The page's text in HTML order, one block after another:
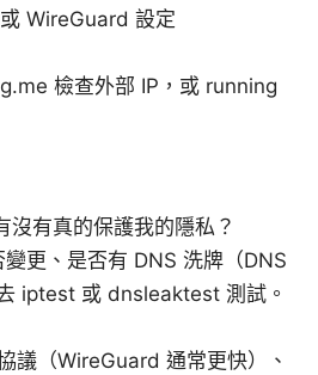
WireGuard 設定
檢查外部 IP，或 running
沒有真的保護我的隱私？
更、是否有 DNS 洗牌（DNS
iptest 或 dnsleaktest 測試。
議（WireGuard 通常更快）、